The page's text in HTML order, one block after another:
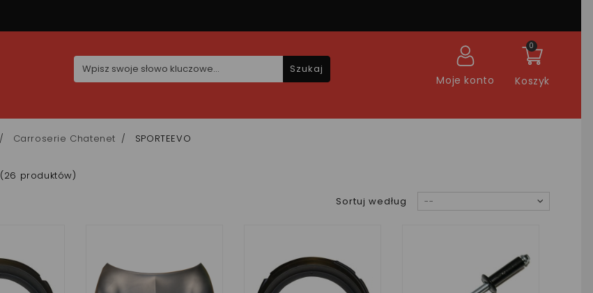
Koszyk
0
Moje konto
Szukaj
Carroserie Chatenet SPORTEEVO
(26 produktów)
Sortuj według
--